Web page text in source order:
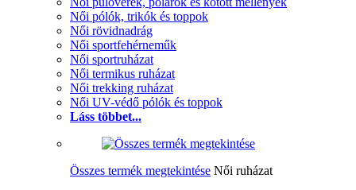
Női pólók, trikók és toppok
Női rövidnadrág
Női sportfehérneműk
Női sportruházat
Női termikus ruházat
Női trekking ruházat
Női UV-védő pólók és toppok
Láss többet...
Összes termék megtekintése Női ruházat